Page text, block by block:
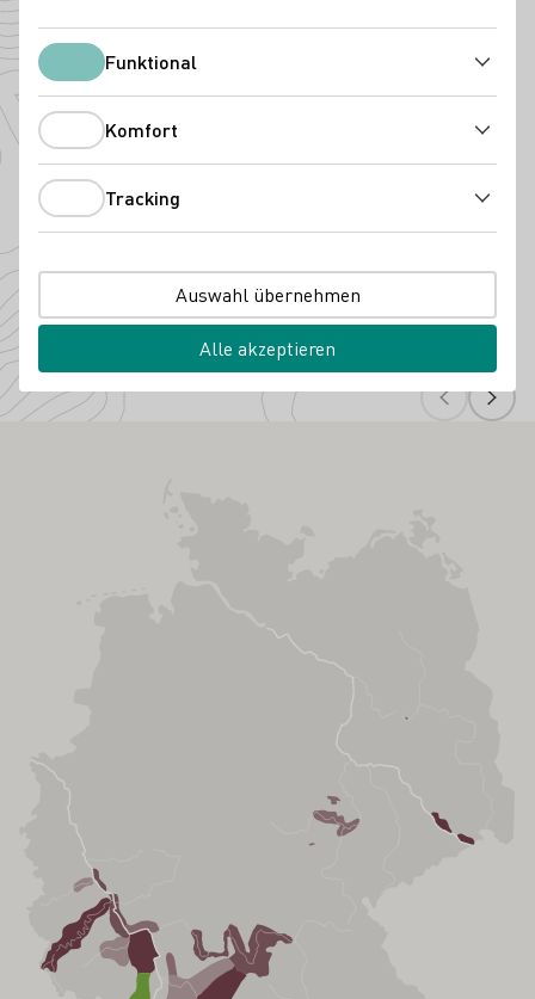
Acolon
FunktionalFunktional
Komfort
Tracking
Auswahl übernehmen
Alle akzeptieren